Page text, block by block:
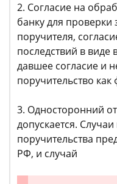
2. Согласие на
банку для проверки
поручителя,
последствий в виде
давшее согласие и
поручительство
3. Односторонний
допускается.
поручительства
РФ, и случай